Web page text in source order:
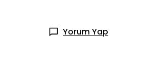
Yorum Yap